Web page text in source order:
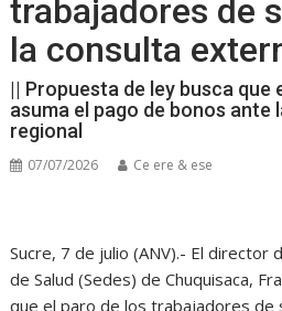
trabajadores de
la consulta
|| Propuesta de ley busca que
asuma el pago de bonos ante
regional
07/07/2026 Ce ere & ese
Sucre, 7 de julio (ANV).- El director
de Salud (Sedes) de Chuquisaca,
que el paro de los trabajadores de